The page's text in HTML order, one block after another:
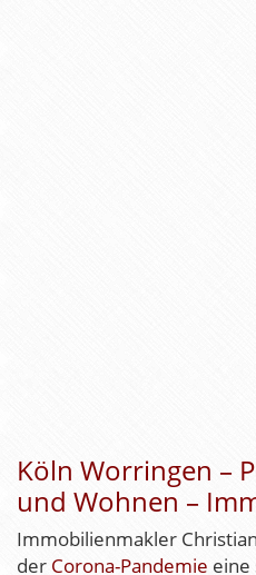
Köln Worringen –
und Wohnen –
Immobilienmakler
der Corona-Pandemie eine